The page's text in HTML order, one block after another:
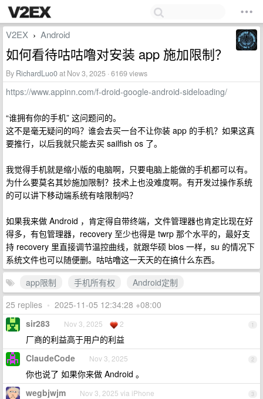
V2EX › Android
如何看待咕咕噜对安装 app 施加限制？
By RichardLuo0at Nov 3, 2025 · 6169 views
https://www.appinn.com/f-droid-google-android-sideloading/
“谁拥有你的手机” 这问题问的。
这不是毫无疑问的吗？谁会去买一台不让你装 app 的手机？如果这真
要推行，以后我就只能去买 sailfish os 了。
我觉得手机就是缩小版的电脑啊，只要电脑上能做的手机都可以有。
为什么要莫名其妙施加限制？技术上也没难度啊。有开发过操作系统
的可以讲下移动端系统有啥限制吗？
如果我来做 Android ，肯定得自带终端，文件管理器也肯定比现在好
得多，有包管理器，recovery 至少也得是 twrp 那个水平的，最好支
持 recovery 里直接调节温控曲线，就跟华硕 bios 一样，su 的情况下
系统文件也可以随便删。咕咕噜这一天天的在搞什么东西。
app限制
手机所有权
Android定制
25 replies • 2025-11-05 12:34:28 +08:00
1
sir283 Nov 3, 2025 2
厂商的利益高于用户的利益
2
ClaudeCode Nov 3, 2025
你也说了 如果你来做 Android 。
3
wegbjwjm Nov 3, 2025 via iPhone